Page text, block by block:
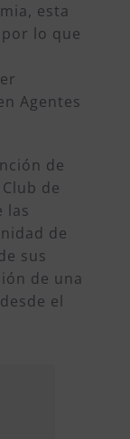
esta
lo que
Agentes
de
de
las
de
sus
de una
el